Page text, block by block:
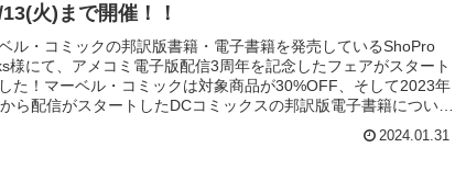
13(火)まで開催！！
ル・コミックの邦訳版書籍・電子書籍を発売しているShoPro
様にて、アメコミ電子版配信3周年を記念したフェアがスタート
た！マーベル・コミックは対象商品が30%OFF、そして2023年
ら配信がスタートしたDCコミックスの邦訳版電子書籍について
2024.01.31